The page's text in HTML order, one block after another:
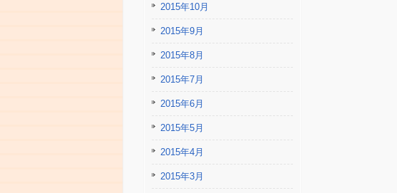
2015年10月
2015年9月
2015年8月
2015年7月
2015年6月
2015年5月
2015年4月
2015年3月